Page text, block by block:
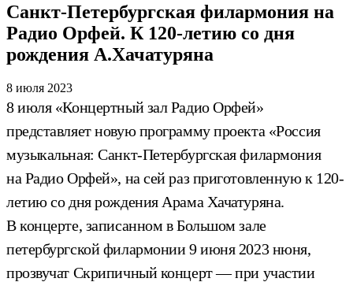
Санкт-Петербургская филармония на
Радио Орфей. К 120-летию со дня
рождения А.Хачатуряна
8 июля 2023
8 июля «Концертный зал Радио Орфей»
представляет новую программу проекта «Россия
музыкальная: Санкт-Петербургская филармония
на Радио Орфей», на сей раз приготовленную к 120-
летию со дня рождения Арама Хачатуряна.
В концерте, записанном в Большом зале
петербургской филармонии 9 июня 2023 нюня,
прозвучат Скрипичный концерт — при участии